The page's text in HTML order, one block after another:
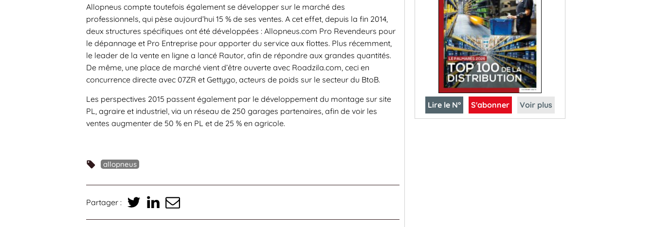
Allopneus compte toutefois également se développer sur le marché des
professionnels, qui pèse aujourd’hui 15 % de ses ventes. A cet effet, depuis la fin 2014,
deux structures spécifiques ont été développées : Allopneus.com Pro Revendeurs pour
le dépannage et Pro Entreprise pour apporter du service aux flottes. Plus récemment,
le leader de la vente en ligne a lancé Rautor, afin de répondre aux grandes quantités.
De même, une place de marché vient d’être ouverte avec Roadzila.com, ceci en
concurrence directe avec 07ZR et Gettygo, acteurs de poids sur le secteur du BtoB.
Les perspectives 2015 passent également par le développement du montage sur site
PL, agraire et industriel, via un réseau de 250 garages partenaires, afin de voir les
ventes augmenter de 50 % en PL et de 25 % en agricole.
allopneus
Partager :
Lire le N° S'abonner Voir plus